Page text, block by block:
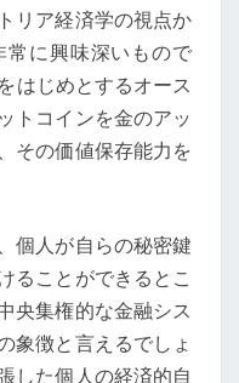
リア経済学の視点か
常に興味深いもので
はじめとするオース
トコインを金のアッ
その価値保存能力を
個人が自らの秘密鍵
ることができるとこ
央集権的な金融シス
象徴と言えるでしょ
した個人の経済的自